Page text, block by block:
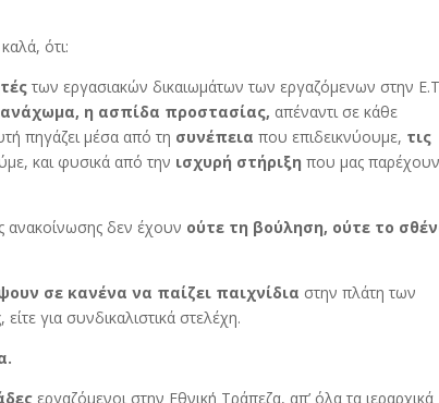
ότι:
των εργασιακών δικαιωμάτων των εργαζόμενων στην
ανάχωμα, η ασπίδα προστασίας, απέναντι σε κάθε
πηγάζει μέσα από τη συνέπεια που επιδεικνύουμε, τις
και φυσικά από την ισχυρή στήριξη που μας
ανακοίνωσης δεν έχουν ούτε τη βούληση, ούτε το
σε κανένα να παίζει παιχνίδια στην πλάτη των
για συνδικαλιστικά στελέχη.
εργαζόμενοι στην Εθνική Τράπεζα, απ’ όλα τα ιεραρχικά